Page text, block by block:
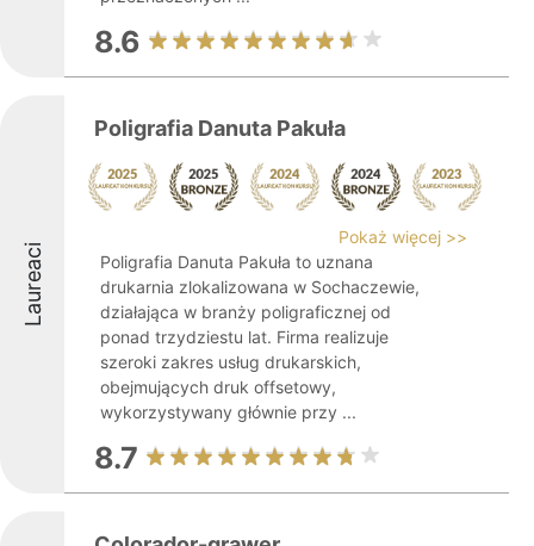
8.6
Laureaci
Poligrafia Danuta Pakuła
Pokaż więcej >>
Poligrafia Danuta Pakuła to uznana
drukarnia zlokalizowana w Sochaczewie,
działająca w branży poligraficznej od
ponad trzydziestu lat. Firma realizuje
szeroki zakres usług drukarskich,
obejmujących druk offsetowy,
wykorzystywany głównie przy ...
8.7